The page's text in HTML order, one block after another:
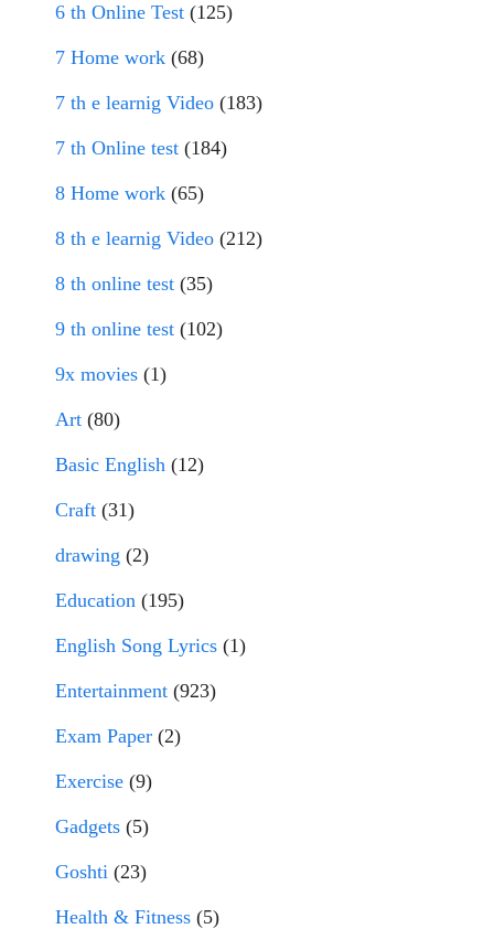
6 th Online Test (125)
7 Home work (68)
7 th e learnig Video (183)
7 th Online test (184)
8 Home work (65)
8 th e learnig Video (212)
8 th online test (35)
9 th online test (102)
9x movies (1)
Art (80)
Basic English (12)
Craft (31)
drawing (2)
Education (195)
English Song Lyrics (1)
Entertainment (923)
Exam Paper (2)
Exercise (9)
Gadgets (5)
Goshti (23)
Health & Fitness (5)